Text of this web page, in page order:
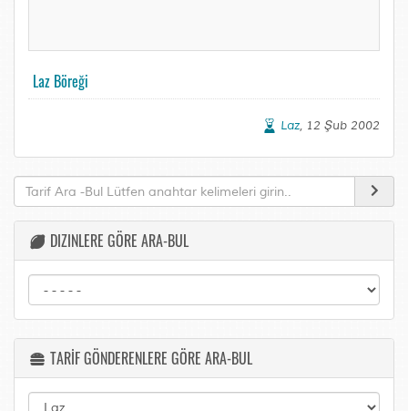
Laz Böreği
Laz, 12 Şub 2002
DIZINLERE GÖRE ARA-BUL
TARİF GÖNDERENLERE GÖRE ARA-BUL